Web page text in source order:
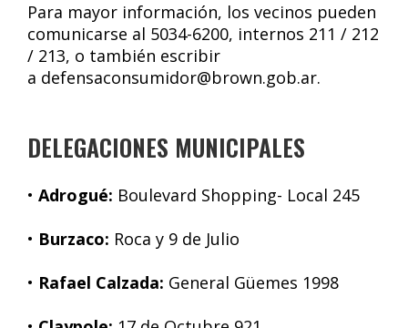
Para mayor información, los vecinos pueden
comunicarse al 5034-6200, internos 211 / 212
/ 213, o también escribir
a defensaconsumidor@brown.gob.ar.
DELEGACIONES MUNICIPALES
• Adrogué: Boulevard Shopping- Local 245
• Burzaco: Roca y 9 de Julio
• Rafael Calzada: General Güemes 1998